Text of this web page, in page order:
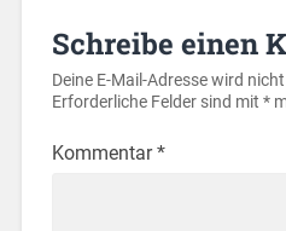
Schreibe einen
Deine E-Mail-Adresse wird
Erforderliche Felder sind mit *
Kommentar*